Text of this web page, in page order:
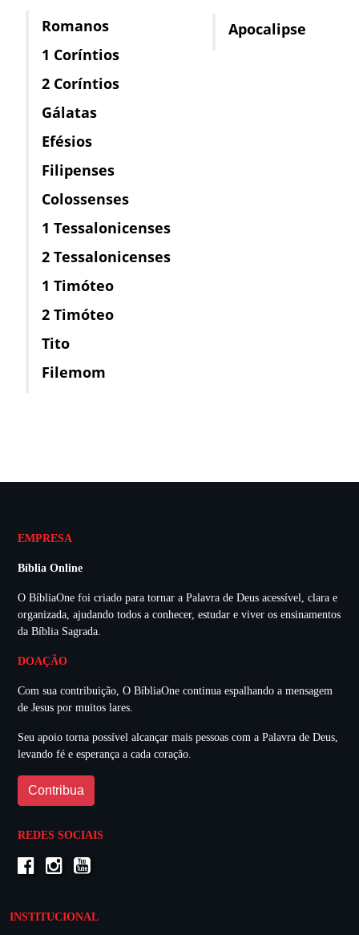
Romanos
1 Coríntios
2 Coríntios
Gálatas
Efésios
Filipenses
Colossenses
1 Tessalonicenses
2 Tessalonicenses
1 Timóteo
2 Timóteo
Tito
Filemom
Apocalipse
EMPRESA
Bíblia Online
O BíbliaOne foi criado para tornar a Palavra de Deus acessível, clara e
organizada, ajudando todos a conhecer, estudar e viver os ensinamentos
da Bíblia Sagrada.
DOAÇÃO
Com sua contribuição, O BíbliaOne continua espalhando a mensagem
de Jesus por muitos lares.
Seu apoio torna possível alcançar mais pessoas com a Palavra de Deus,
levando fé e esperança a cada coração.
Contribua
REDES SOCIAIS
INSTITUCIONAL